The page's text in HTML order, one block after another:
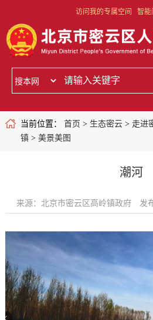
访问我的专属空间 智能
当前位置： 首页 > 生态密云> 走进
镇> 美景美图
潮河
来源：北京市密云区高岭镇政府 发